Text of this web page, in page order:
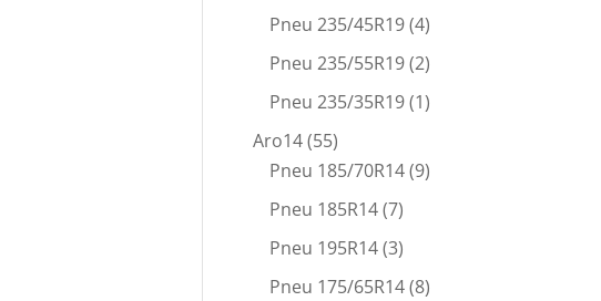
Pneu 235/45R19(4)
Pneu 235/55R19(2)
Pneu 235/35R19(1)
Aro14(55)
Pneu 185/70R14(9)
Pneu 185R14(7)
Pneu 195R14(3)
Pneu 175/65R14(8)